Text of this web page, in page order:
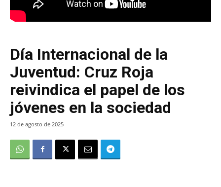
Día Internacional de la
Juventud: Cruz Roja
reivindica el papel de los
jóvenes en la sociedad
12 de agosto de 2025